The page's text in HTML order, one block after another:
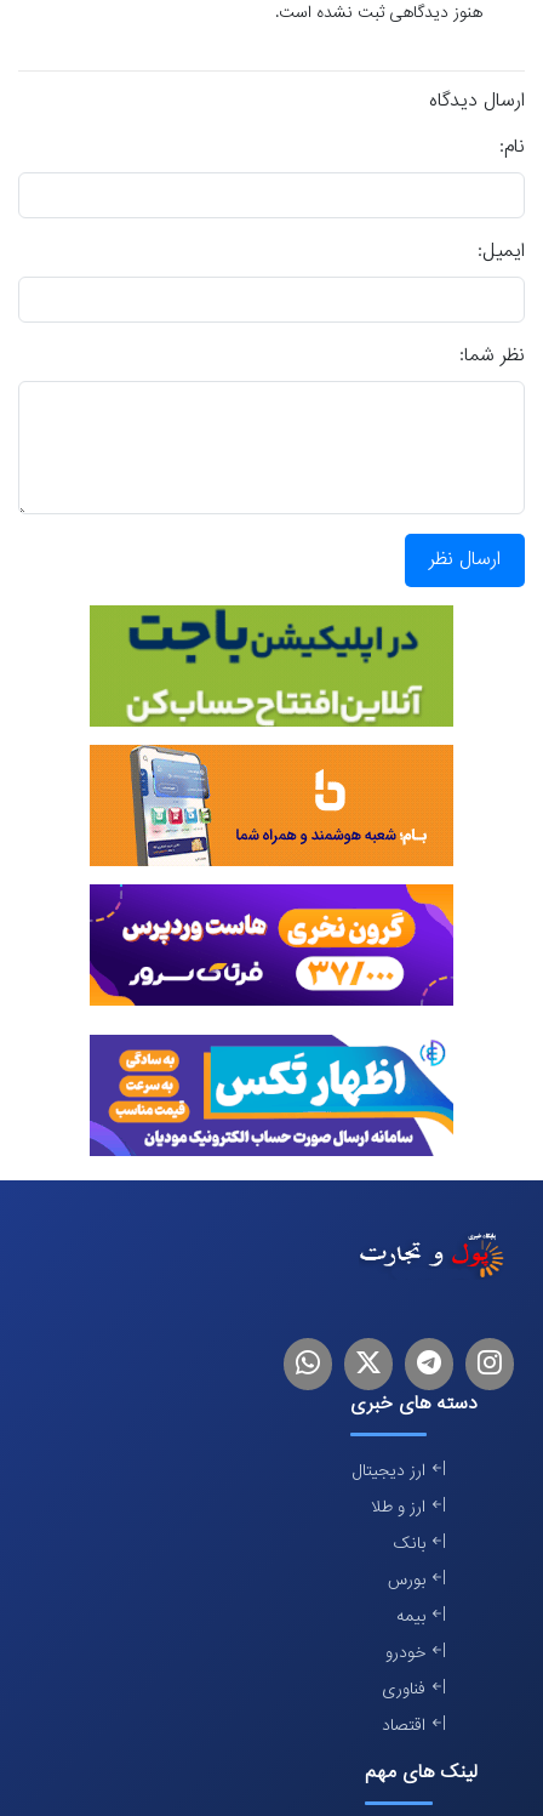
هنوز دیدگاهی ثبت نشده است.
ارسال دیدگاه
نام:
ایمیل:
نظر شما:
ارسال نظر
اینستاگرام
تلگرام توییترلینکدین
دسته های خبری
ارز دیجیتال
ارز و طلا
بانک
بورس
بیمه
خودرو
فناوری
اقتصاد
لینک های مهم